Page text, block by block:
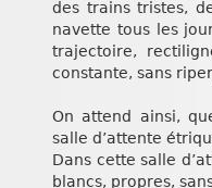
des trains tristes,
navette tous les
trajectoire,
constante, sans
On attend ainsi,
salle d’attente
Dans cette salle
blancs, propres,